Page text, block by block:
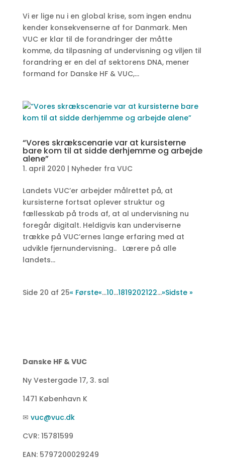
Vi er lige nu i en global krise, som ingen endnu
kender konsekvenserne af for Danmark. Men
VUC er klar til de forandringer der måtte
komme, da tilpasning af undervisning og viljen til
forandring er en del af sektorens DNA, mener
formand for Danske HF & VUC,...
“Vores skrækscenarie var at kursisterne
bare kom til at sidde derhjemme og arbejde
alene”
1. april 2020 | Nyheder fra VUC
Landets VUC’er arbejder målrettet på, at
kursisterne fortsat oplever struktur og
fællesskab på trods af, at al undervisning nu
foregår digitalt. Heldigvis kan underviserne
trække på VUC’ernes lange erfaring med at
udvikle fjernundervisning.. Lærere på alle
landets...
Side 20 af 25« Første«...10...1819202122...»Sidste »
Danske HF & VUC
Ny Vestergade 17, 3. sal
1471 København K
✉ vuc@vuc.dk
CVR: 15781599
EAN: 5797200029249